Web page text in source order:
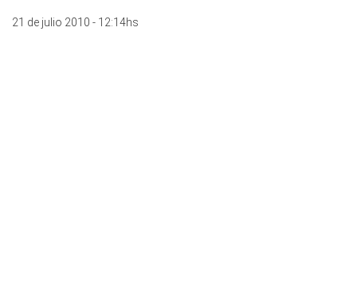
21 de julio 2010 - 12:14hs